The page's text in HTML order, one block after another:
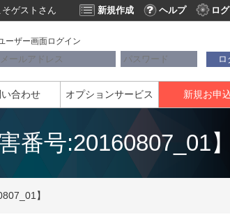
そゲスト さん 新規作成 ヘルプ ロ
ーザー画面ログイン
ロ
合わせ オプションサービス 新規お申
号:20160807_01】
】